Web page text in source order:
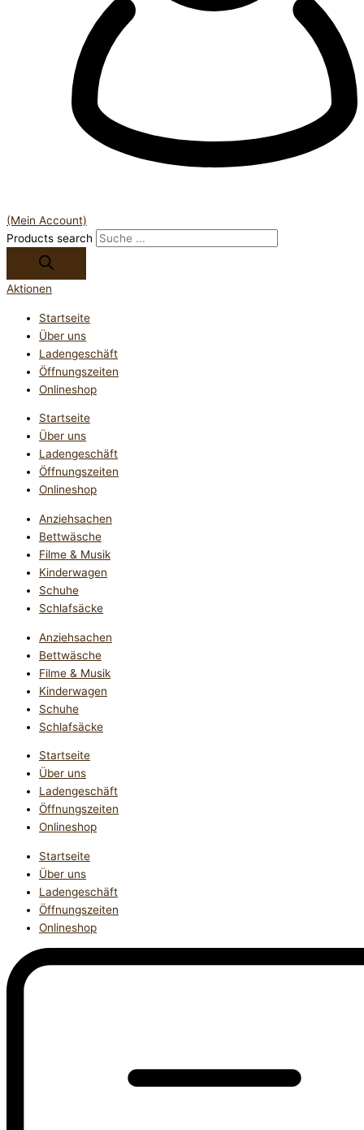
(Mein Account)
Products search
Aktionen
Startseite
Über uns
Ladengeschäft
Öffnungszeiten
Onlineshop
Startseite
Über uns
Ladengeschäft
Öffnungszeiten
Onlineshop
Anziehsachen
Bettwäsche
Filme & Musik
Kinderwagen
Schuhe
Schlafsäcke
Anziehsachen
Bettwäsche
Filme & Musik
Kinderwagen
Schuhe
Schlafsäcke
Startseite
Über uns
Ladengeschäft
Öffnungszeiten
Onlineshop
Startseite
Über uns
Ladengeschäft
Öffnungszeiten
Onlineshop